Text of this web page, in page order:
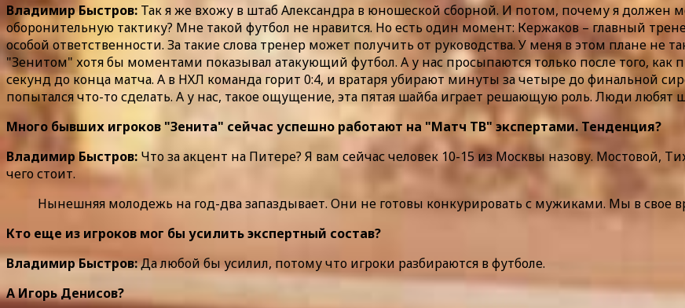
Владимир Быстров: Так я же вхожу в штаб Александра в юношеской сборной. И потом, почему я должен
оборонительную тактику? Мне такой футбол не нравится. Но есть один момент: Кержаков – главный
особой ответственности. За такие слова тренер может получить от руководства. У меня в этом плане не
"Зенитом" хотя бы моментами показывал атакующий футбол. А у нас просыпаются только после того, как
секунд до конца матча. А в НХЛ команда горит 0:4, и вратаря убирают минуты за четыре до финальной
попытался что-то сделать. А у нас, такое ощущение, эта пятая шайба играет решающую роль. Люди любят
Много бывших игроков "Зенита" сейчас успешно работают на "Матч ТВ" экспертами. Тенденция?
Владимир Быстров: Что за акцент на Питере? Я вам сейчас человек 10-15 из Москвы назову.
чего стоит.
Нынешняя молодежь на год-два запаздывает. Они не готовы конкурировать с мужиками. Мы в свое
Кто еще из игроков мог бы усилить экспертный состав?
Владимир Быстров:Да любой бы усилил, потому что игроки разбираются в футболе.
А Игорь Денисов?